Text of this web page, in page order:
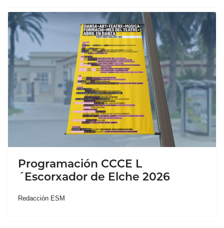
Programación CCCE L
´Escorxador de Elche 2026
Redacción ESM